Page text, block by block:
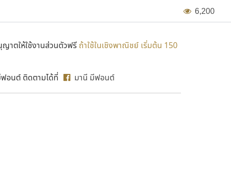
6,200
ญาตให้ใช้งานส่วนตัวฟรี ถ้าใช้ในเชิงพาณิชย์ เริ่มต้น 150
อนต์ ติดตามได้ที่ มานี มีฟอนต์